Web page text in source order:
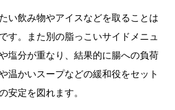
い飲み物やアイスなどを取ることは
す。また別の脂っこいサイドメニュ
塩分が重なり、結果的に腸への負荷
温かいスープなどの緩和役をセット
安定を図れます。